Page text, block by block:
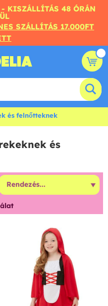
KISZÁLLÍTÁS 48 ÓRÁN
SZÁLLÍTÁS 17.000FT
és felnőtteknek
és